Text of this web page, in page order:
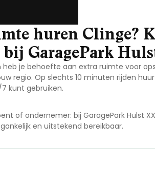
huren Clinge?
GaragePark
heb je behoefte aan extra ruimte voor
regio. Op slechts 10 minuten rijden
kunt gebruiken.
of ondernemer: bij GaragePark Hulst
en uitstekend bereikbaar.